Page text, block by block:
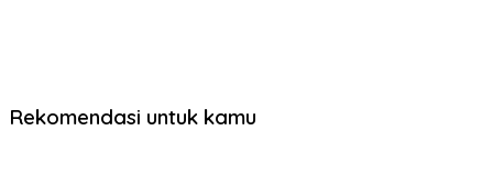
Rekomendasi untuk kamu